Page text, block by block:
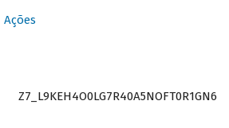
Ações
Z7_L9KEH4O0LG7R40A5NOFT0R1GN6